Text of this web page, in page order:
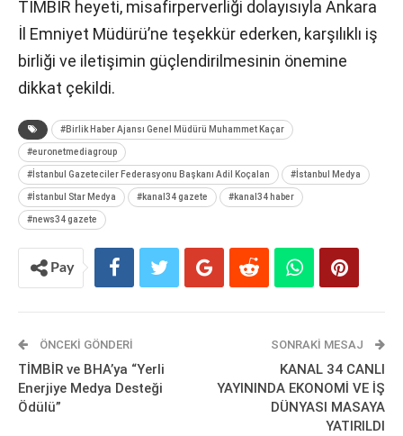
TİMBİR heyeti, misafirperverliği dolayısıyla Ankara
İl Emniyet Müdürü’ne teşekkür ederken, karşılıklı iş
birliği ve iletişimin güçlendirilmesinin önemine
dikkat çekildi.
#Birlik Haber Ajansı Genel Müdürü Muhammet Kaçar
#euronetmediagroup
#İstanbul Gazeteciler Federasyonu Başkanı Adil Koçalan #İstanbul Medya
#İstanbul Star Medya #kanal34 gazete #kanal34 haber
#news34 gazete
Pay
ÖNCEKI GÖNDERI
TİMBİR ve BHA’ya “Yerli
Enerjiye Medya Desteği
Ödülü”
SONRAKI MESAJ
KANAL 34 CANLI
YAYININDA EKONOMİ VE İŞ
DÜNYASI MASAYA
YATIRILDI